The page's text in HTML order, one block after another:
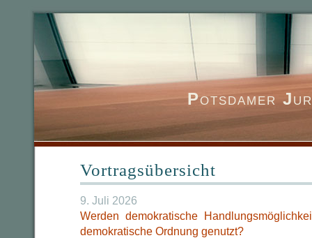
Potsdamer J
Vortragsübersicht
9. Juli 2026
Werden demokratische
demokratische Ordnung genutzt?